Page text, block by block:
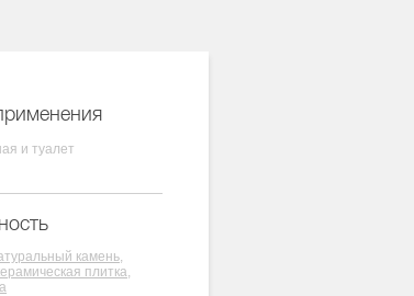
и туалет
камень,
плитка,